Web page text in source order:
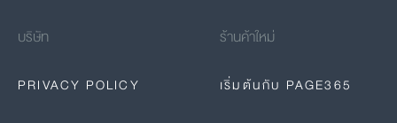
บริษัท
PRIVACY POLICY
ร้านค้าใหม่
เริ่มต้นกับ PAGE365